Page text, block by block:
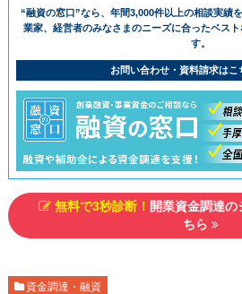
“融資の窓⼝”なら、年間3,000件以上の相談実績
業家、経営者のみなさまのニーズに合ったベス
す。
お問い合わせ・資料請求は
無料で3秒診断！ 開業資金調達の
ちら
資⾦調達・融資